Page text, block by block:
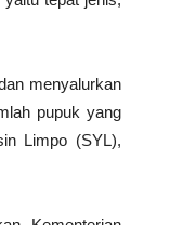
menyalurkan
pupuk yang
Limpo (SYL),